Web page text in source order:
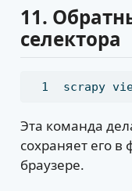
11.
селектора
scrapy
Эта команда
сохраняет его в
браузере.